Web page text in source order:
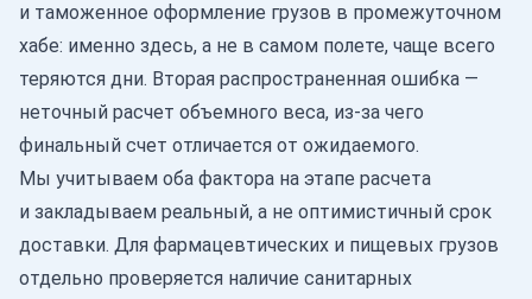
и таможенное оформление грузов в промежуточном
хабе: именно здесь, а не в самом полете, чаще всего
теряются дни. Вторая распространенная ошибка —
неточный расчет объемного веса, из-за чего
финальный счет отличается от ожидаемого.
Мы учитываем оба фактора на этапе расчета
и закладываем реальный, а не оптимистичный срок
доставки. Для фармацевтических и пищевых грузов
отдельно проверяется наличие санитарных